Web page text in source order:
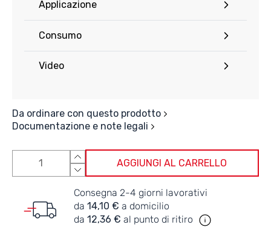
Applicazione
Consumo
Video
Da ordinare con questo prodotto
Documentazione e note legali
AGGIUNGI AL CARRELLO
Consegna 2-4 giorni lavorativi
da 14,10 € a domicilio
da 12,36 € al punto di ritiro